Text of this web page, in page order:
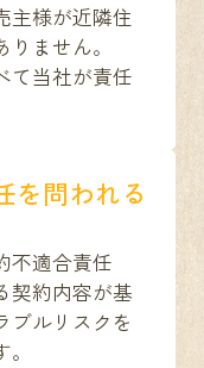
主様が近隣住
ません。
て当社が責任
を問われる
不適合責任
契約内容が基
ブルリスクを